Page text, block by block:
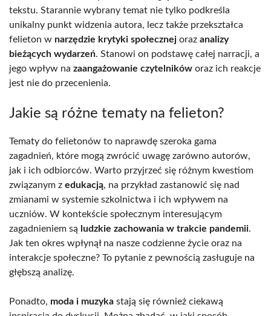
tekstu. Starannie wybrany temat nie tylko podkreśla
unikalny punkt widzenia autora, lecz także przekształca
felieton w narzędzie krytyki społecznej oraz analizy
bieżących wydarzeń. Stanowi on podstawę całej narracji, a
jego wpływ na zaangażowanie czytelników oraz ich reakcje
jest nie do przecenienia.
Jakie są różne tematy na felieton?
Tematy do felietonów to naprawdę szeroka gama
zagadnień, które mogą zwrócić uwagę zarówno autorów,
jak i ich odbiorców. Warto przyjrzeć się różnym kwestiom
związanym z edukacją, na przykład zastanowić się nad
zmianami w systemie szkolnictwa i ich wpływem na
uczniów. W kontekście społecznym interesującym
zagadnieniem są ludzkie zachowania w trakcie pandemii.
Jak ten okres wpłynął na nasze codzienne życie oraz na
interakcje społeczne? To pytanie z pewnością zasługuje na
głębszą analizę.
Ponadto, moda i muzyka stają się również ciekawą